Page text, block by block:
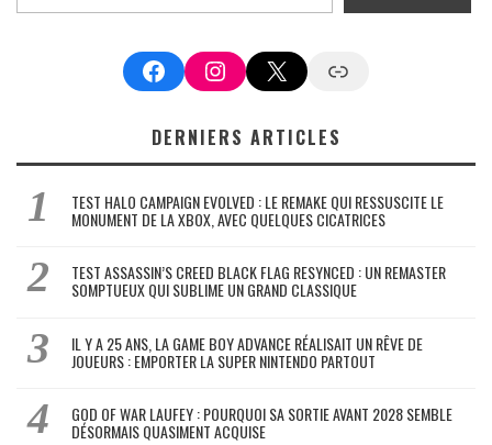
FacebookInstagram
X Google News
DERNIERS ARTICLES
TEST HALO CAMPAIGN EVOLVED : LE REMAKE QUI RESSUSCITE LE
MONUMENT DE LA XBOX, AVEC QUELQUES CICATRICES
TEST ASSASSIN’S CREED BLACK FLAG RESYNCED : UN REMASTER
SOMPTUEUX QUI SUBLIME UN GRAND CLASSIQUE
IL Y A 25 ANS, LA GAME BOY ADVANCE RÉALISAIT UN RÊVE DE
JOUEURS : EMPORTER LA SUPER NINTENDO PARTOUT
GOD OF WAR LAUFEY : POURQUOI SA SORTIE AVANT 2028 SEMBLE
DÉSORMAIS QUASIMENT ACQUISE